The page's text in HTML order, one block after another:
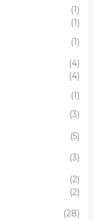
(1)
(1)
(1)
(4)
(4)
(1)
(3)
(5)
(3)
(2)
(2)
(28)